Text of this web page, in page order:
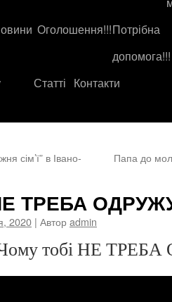
Оголошення!!!Потрібна
допомога!!!
Статті Контакти
сім’ї” в Івано-
Папа до
ТРЕБА
2020 | Авторadmin
тобі НЕ